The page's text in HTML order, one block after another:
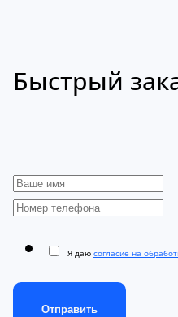
Быстрый
Я даю согласие на
Отправить